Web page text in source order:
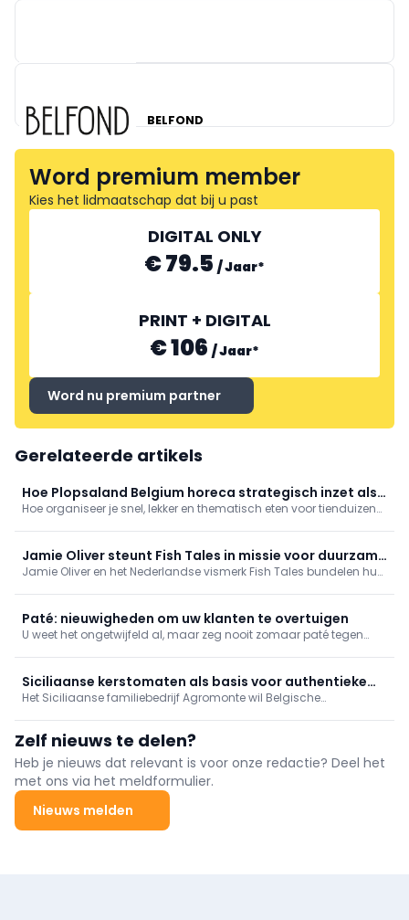
BELFOND
Word premium member
Kies het lidmaatschap dat bij u past
DIGITAL ONLY
€ 79.5 /Jaar*
PRINT + DIGITAL
€ 106 /Jaar*
Word nu premium partner
Gerelateerde artikels
Hoe Plopsaland Belgium horeca strategisch inzet als
verlengstuk van de beleving
Hoe organiseer je snel, lekker en thematisch eten voor tienduizend
foodservice op pretparktempo.
Jamie Oliver steunt Fish Tales in missie voor duurzame
vis
Jamie Oliver en het Nederlandse vismerk Fish Tales bundelen hun
Paté: nieuwigheden om uw klanten te overtuigen
U weet het ongetwijfeld al, maar zeg nooit zomaar paté tegen
smaken, voor elk moment van de dag. Zo opent zich een wijde
wereld aan boeiende combinaties met andere voeding: dranken,
Siciliaanse kerstomaten als basis voor authentieke
pastasaus
Het Siciliaanse familiebedrijf Agromonte wil Belgische
Zelf nieuws te delen?
Heb je nieuws dat relevant is voor onze redactie? Deel het
met ons via het meldformulier.
Nieuws melden